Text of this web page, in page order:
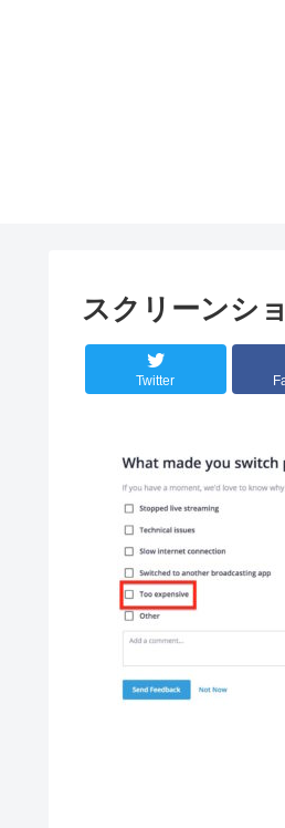
スクリーンシ
Twitter